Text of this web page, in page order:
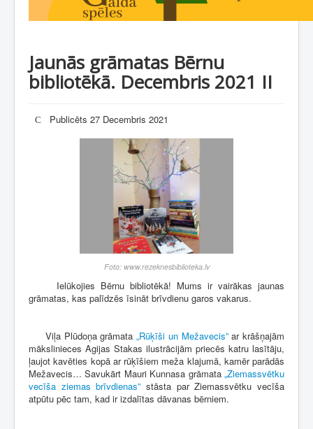
Jaunās grāmatas Bērnu
bibliotēkā. Decembris 2021 II
Publicēts 27 Decembris 2021
Foto: www.rezeknesbiblioteka.lv
Ielūkojies Bērnu bibliotēkā! Mums ir vairākas jaunas
grāmatas, kas palīdzēs īsināt brīvdienu garos vakarus.
Viļa Plūdoņa grāmata „Rūķīši un Mežavecis”ar krāšņajām
mākslinieces Agijas Stakas ilustrācijām priecēs katru lasītāju,
ļaujot kavēties kopā ar rūķīšiem meža klajumā, kamēr parādās
Mežavecis… Savukārt Mauri Kunnasa grāmata „Ziemassvētku
vecīša ziemas brīvdienas” stāsta par Ziemassvētku vecīša
atpūtu pēc tam, kad ir izdalītas dāvanas bērniem.